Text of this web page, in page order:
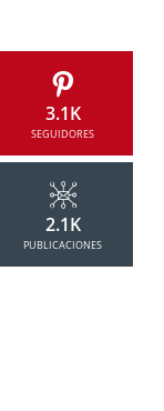
3.1K
SEGUIDORES
2.1K
PUBLICACIONES